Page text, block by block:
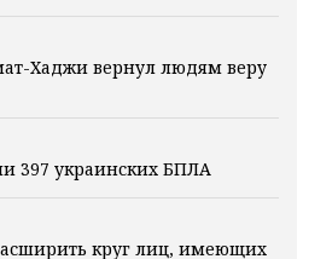
Хаджи вернул людям веру
397 украинских БПЛА
круг лиц, имеющих